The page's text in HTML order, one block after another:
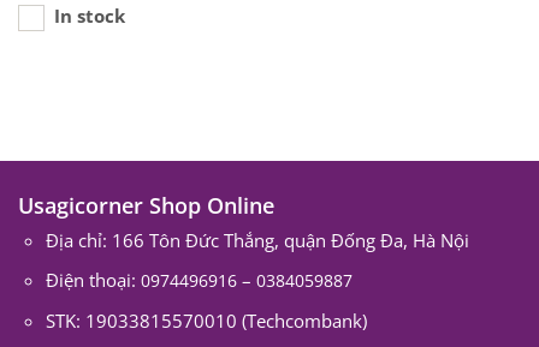
In stock
Usagicorner Shop Online
Địa chỉ: 166 Tôn Đức Thắng, quận Đống Đa, Hà Nội
Điện thoại: 0974496916 – 0384059887
STK: 19033815570010 (Techcombank)